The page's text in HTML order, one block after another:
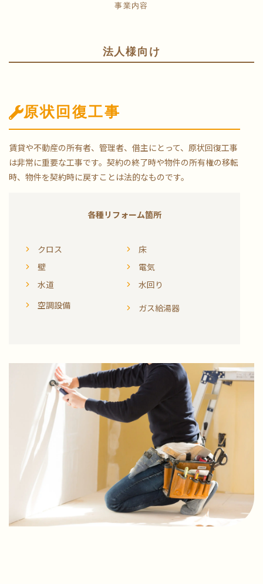
事業内容
法人様向け
原状回復工事
賃貸や不動産の所有者、管理者、借主にとって、原状回復工事
は非常に重要な工事です。契約の終了時や物件の所有権の移転
時、物件を契約時に戻すことは法的なものです。
各種リフォーム箇所
クロス
床
壁
電気
水道
水回り
空調設備
ガス給湯器